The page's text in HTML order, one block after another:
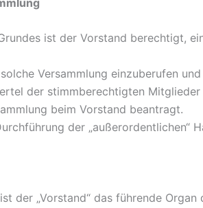
ist der Vorstand berechtigt,
Versammlung einzuberufen
der stimmberechtigten
beim Vorstand beantragt.
der „außerordentlichen“
der „Vorstand“ das führende Organ